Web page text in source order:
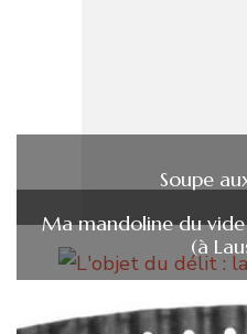
Soupe
Ma mandoline du
(à